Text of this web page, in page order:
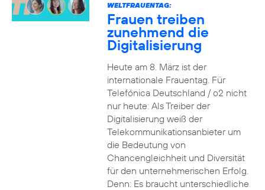
WELTFRAUENTAG:
Frauen treiben
zunehmend die
Digitalisierung
Heute am 8. März ist der
internationale Frauentag. Für
Telefónica Deutschland / o2 nicht
nur heute: Als Treiber der
Digitalisierung weiß der
Telekommunikationsanbieter um
die Bedeutung von
Chancengleichheit und Diversität
für den unternehmerischen Erfolg.
Denn: Es braucht unterschiedliche